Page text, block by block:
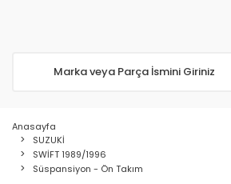
Anasayfa
SUZUKİ
SWİFT 1989/1996
Süspansiyon - Ön Takım